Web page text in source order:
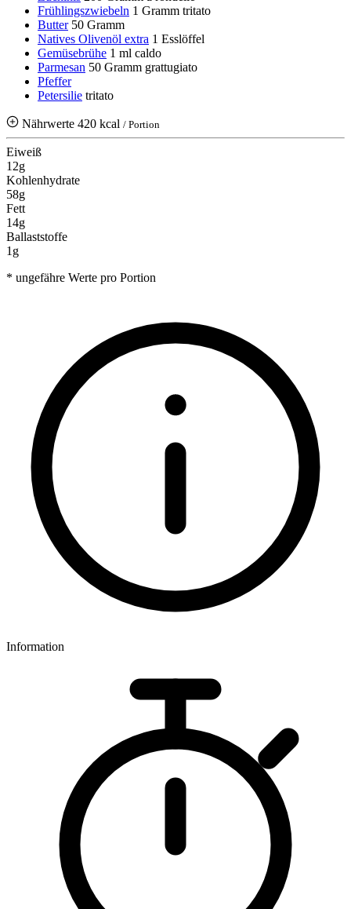
Frühlingszwiebeln 1 Gramm tritato
Butter 50 Gramm
Natives Olivenöl extra 1 Esslöffel
Gemüsebrühe 1 ml caldo
Parmesan 50 Gramm grattugiato
Pfeffer
Petersilie tritato
Nährwerte 420 kcal / Portion
Eiweiß
12g
Kohlenhydrate
58g
Fett
14g
Ballaststoffe
1g
* ungefähre Werte pro Portion
Information